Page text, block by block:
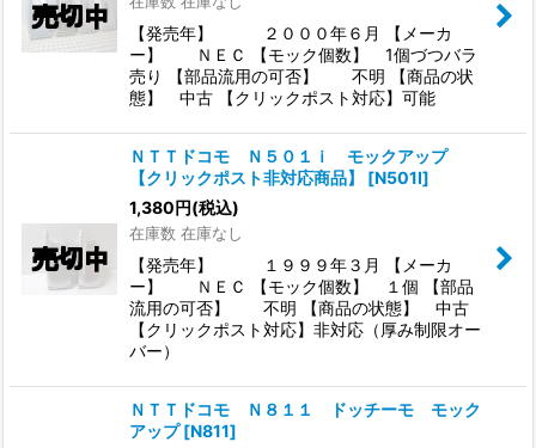
【発売年】 ２０００年６月 【メーカ
ー】 ＮＥＣ 【モック個数】 1個づつバラ
売り 【部品流用の可否】 不明 【商品の状
態】 中古 【クリックポスト対応】可能
ＮＴＴドコモ Ｎ５０１ｉ モックアップ
【クリックポスト非対応商品】
[N501I]
1,380円(税込)
在庫数 在庫なし
【発売年】 １９９９年３月 【メーカ
ー】 ＮＥＣ 【モック個数】 １個 【部品
流用の可否】 不明 【商品の状態】 中古
【クリックポスト対応】非対応（厚み制限オー
バー）
ＮＴＴドコモ Ｎ８１１ ドッチーモ モック
アップ [N811]